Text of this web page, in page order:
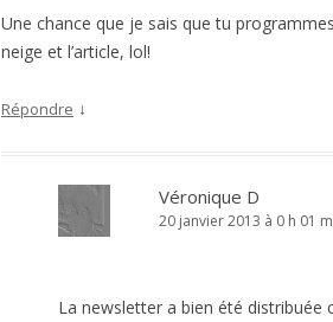
Une chance que je sais que tu
neige et l’article, lol!
Répondre ↓
Véronique D
20 janvier 2013 à 0 h 01
La newsletter a bien été distribuée